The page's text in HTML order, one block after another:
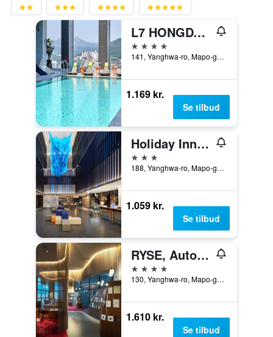
L7 HONGDAE by LOTTE
4 stjerner
141, Yanghwa-ro, Mapo-gu, Seoul, Sydkorea
1.169 kr.
Se tilbud
Holiday Inn Express Seoul Hongdae By IHG
3 stjerner
188, Yanghwa-ro, Mapo-gu, Seoul, Sydkorea
1.059 kr.
Se tilbud
RYSE, Autograph Collection
4 stjerner
130, Yanghwa-ro, Mapo-gu, Seoul, Sydkorea
1.610 kr.
Se tilbud